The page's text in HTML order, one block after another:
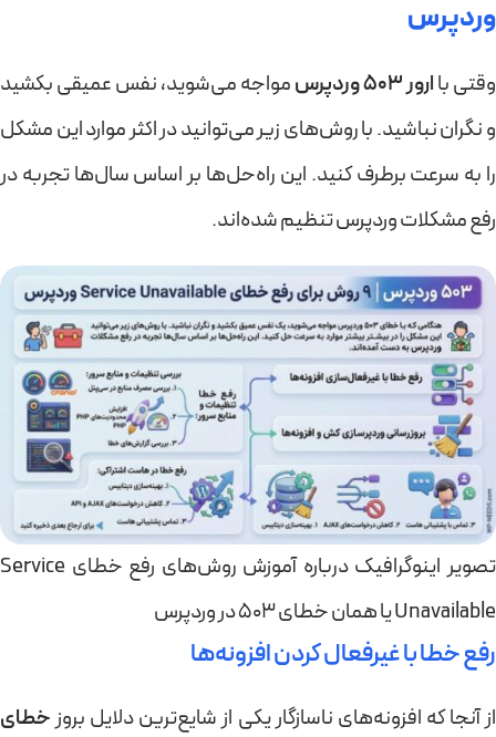
وردپرس
وقتی باارور 503 وردپرس
مواجه می‌شوید، نفس عمیقی بکشید
و نگران نباشید. با روش‌های زیر می‌توانید در اکثر موارد این مشکل
را به سرعت برطرف کنید. این راه‌حل‌ها بر اساس سال‌ها تجربه در
رفع مشکلات وردپرس تنظیم شده‌اند.
تصویر اینوگرافیک درباره آموزش روش‌های رفع خطای Service
Unavailable یا همان خطای ۵۰۳ در وردپرس
رفع خطا با غیرفعال کردن افزونه‌ها
از آنجا که افزونه‌های ناسازگار یکی از شایع‌ترین دلایل بروزخطای